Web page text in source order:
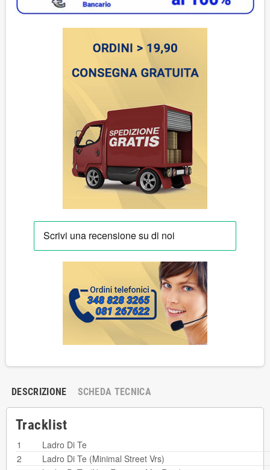
DESCRIZIONE SCHEDA TECNICA
Tracklist
1
Ladro Di Te
2
Ladro Di Te (Minimal Street Vrs)